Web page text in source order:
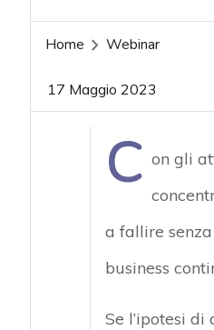
Home Webinar
17 Maggio 2023
C on gli
a fallire
business
Se l’ipotesi